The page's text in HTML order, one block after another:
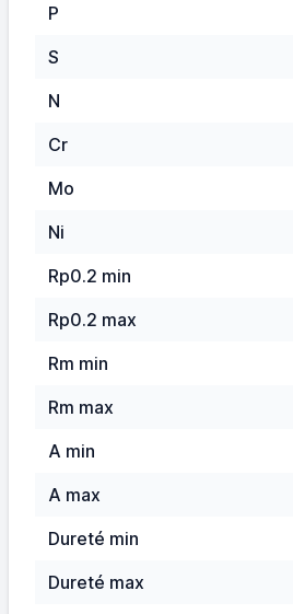
P
S
N
Cr
Mo
Ni
Rp0.2 min
Rp0.2 max
Rm min
Rm max
A min
A max
Dureté min
Dureté max